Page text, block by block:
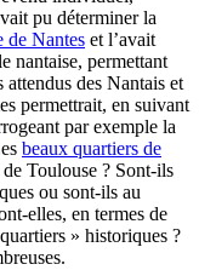
pu déterminer la
de Nantes et l’avait
nantaise, permettant
des Nantais et
permettrait, en suivant
par exemple la
beaux quartiers de
Toulouse ? Sont-ils
ou sont-ils au
elles, en termes de
» historiques ?